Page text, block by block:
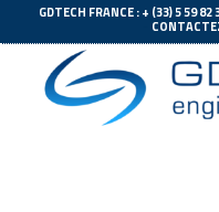
GDTECH FRANCE : + (33) 5 59 82